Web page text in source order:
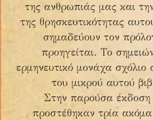
της ανθρωπιάς μας και
της θρησκευτικότητας
σημαδεύουν τον
προηγείται. Το
ερμηνευτικό μονάχα σχόλιο
του μικρού αυτού
Στην παρούσα έκδοση
προστέθηκαν τρία